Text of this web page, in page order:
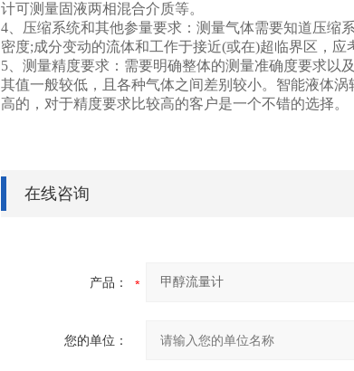
计可测量固液两相混合介质等。
4 、压缩系统和其他参量要求：测量气体需要知道压
密度;成分变动的流体和工作于接近(或在)超临界区，应
5 、测量精度要求：需要明确整体的测量准确度要求
其值一般较低，且各种气体之间差别较小。智能液体
高的，对于精度要求比较高的客户是一个不错的选择。
在线咨询
产品：
您的单位：